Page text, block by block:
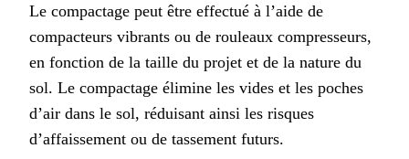
Le compactage peut être effectué à l’aide de
compacteurs vibrants ou de rouleaux compresseurs,
en fonction de la taille du projet et de la nature du
sol. Le compactage élimine les vides et les poches
d’air dans le sol, réduisant ainsi les risques
d’affaissement ou de tassement futurs.